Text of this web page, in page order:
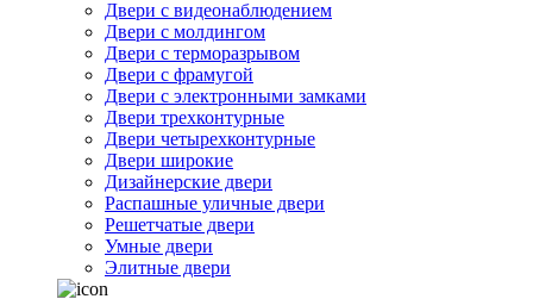
Двери с видеонаблюдением
Двери с молдингом
Двери с терморазрывом
Двери с фрамугой
Двери с электронными замками
Двери трехконтурные
Двери четырехконтурные
Двери широкие
Дизайнерские двери
Распашные уличные двери
Решетчатые двери
Умные двери
Элитные двери